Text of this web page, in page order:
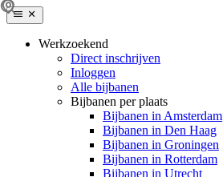
Werkzoekend
Direct inschrijven
Inloggen
Alle bijbanen
Bijbanen per plaats
Bijbanen in Amsterdam
Bijbanen in Den Haag
Bijbanen in Groningen
Bijbanen in Rotterdam
Bijbanen in Utrecht